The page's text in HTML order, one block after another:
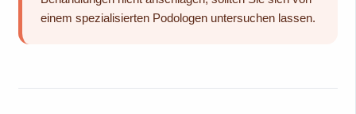
einem spezialisierten Podologen untersuchen lassen.